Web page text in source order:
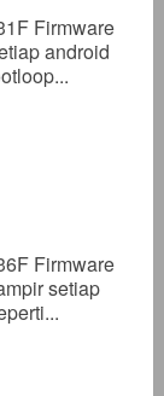
Firmware
android
Firmware
setiap